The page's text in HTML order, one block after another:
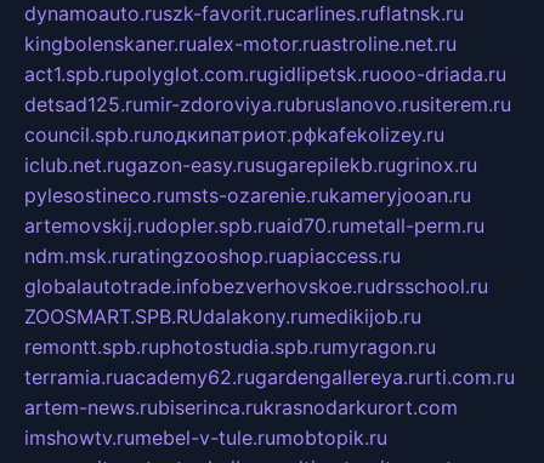
dynamoauto.ruszk-favorit.rucarlines.ruflatnsk.ru
kingbolenskaner.rualex-motor.ruastroline.net.ru
act1.spb.rupolyglot.com.rugidlipetsk.ruooo-driada.ru
detsad125.rumir-zdoroviya.rubruslanovo.rusiterem.ru
council.spb.ruлодкипатриот.рфkafekolizey.ru
iclub.net.rugazon-easy.rusugarepilekb.rugrinox.ru
pylesostineco.rumsts-ozarenie.rukameryjooan.ru
artemovskij.rudopler.spb.ruaid70.rumetall-perm.ru
ndm.msk.ruratingzooshop.ruapiaccess.ru
globalautotrade.infobezverhovskoe.rudrsschool.ru
ZOOSMART.SPB.RUdalakony.rumedikijob.ru
remontt.spb.ruphotostudia.spb.rumyragon.ru
terramia.ruacademy62.rugardengallereya.rurti.com.ru
artem-news.rubiserinca.rukrasnodarkurort.com
imshowtv.rumebel-v-tule.rumobtopik.ru